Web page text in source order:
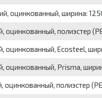
ширина:
полиэстер
Ecosteel,
Prisma,
полиэстер